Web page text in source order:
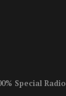
Special Radio